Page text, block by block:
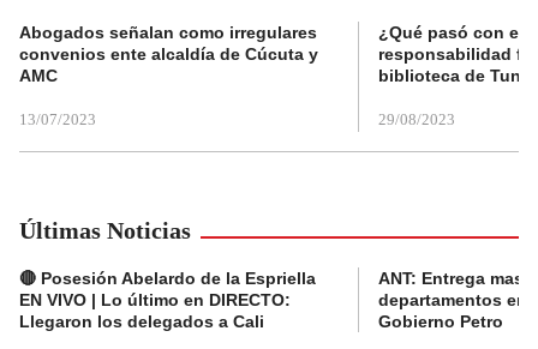
Abogados señalan como irregulares
convenios ente alcaldía de Cúcuta y
AMC
13/07/2023
¿Qué pasó con el
responsabilidad
biblioteca de
29/08/2023
Últimas Noticias
🔴 Posesión Abelardo de la Espriella
EN VIVO | Lo último en DIRECTO:
Llegaron los delegados a Cali
ANT: Entrega
departamentos en
Gobierno Petro